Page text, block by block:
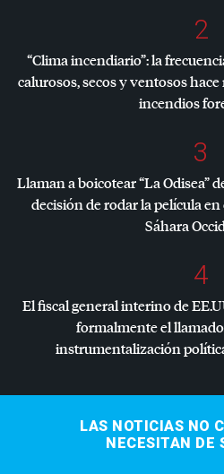
2
“Clima incendiario”: la
calurosos, secos y ventosos
incendios
3
Llaman a boicotear “La Odisea”
decisión de rodar la película
Sáhara
4
El fiscal general interino de
formalmente el
instrumentalización
LAS NOTICIAS NO
NECESITAN DE